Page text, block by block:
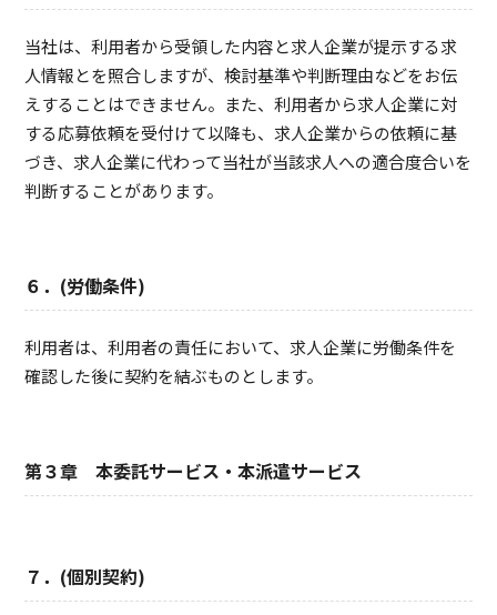
当社は、利用者から受領した内容と求人企業が提示する求
人情報とを照合しますが、検討基準や判断理由などをお伝
えすることはできません。また、利用者から求人企業に対
する応募依頼を受付けて以降も、求人企業からの依頼に基
づき、求人企業に代わって当社が当該求人への適合度合いを
判断することがあります。
６．(労働条件)
利用者は、利用者の責任において、求人企業に労働条件を
確認した後に契約を結ぶものとします。
第３章 本委託サービス・本派遣サービス
７．(個別契約)